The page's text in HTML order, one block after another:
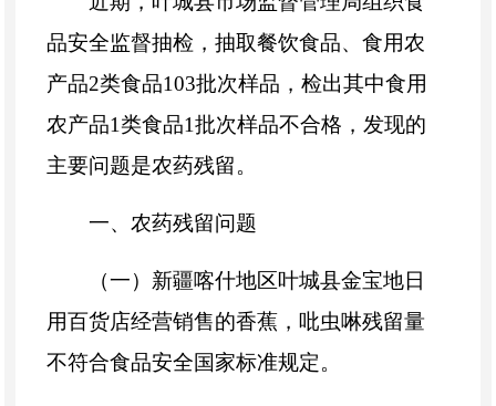
品安全监督抽检，抽取餐饮食品、食用农
产品2类食品103批次样品，检出其中食用
农产品1类食品1批次样品不合格，发现的
主要问题是农药残留。
一、农药残留问题
（一）新疆喀什地区叶城县金宝地日
用百货店经营销售的香蕉，吡虫啉残留量
不符合食品安全国家标准规定。